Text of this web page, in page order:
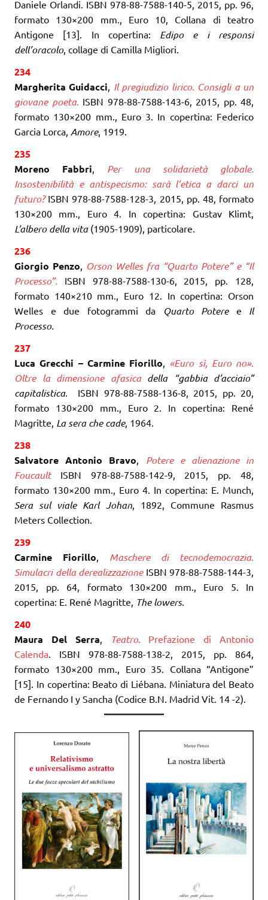
Daniele Orlandi. ISBN 978-88-7588-140-5, 2015, pp. 96,
formato 130×200 mm., Euro 10, Collana di teatro
Antigone [13]. In copertina: Edipo e i responsi
dell’oracolo, collage di Camilla Migliori.
234
Margherita Guidacci Il pregiudizio lirico. Consigli a un
giovane poeta. ISBN 978-88-7588-143-6, 2015, pp. 48,
formato 130×200 mm., Euro 3. In copertina: Federico
Garcia Lorca, Amore, 1919.
235
Moreno Fabbri
Per una solidarietà globale.
Insostenibilità e antispecismo: sarà l’etica a darci un
futuro? ISBN 978-88-7588-128-3, 2015, pp. 48, formato
130×200 mm., Euro 4. In copertina: Gustav Klimt,
L’albero della vita (1905-1909), particolare.
236
Giorgio Penzo
Orson Welles fra “Quarto Potere” e “Il
Processo”. ISBN 978-88-7588-130-6, 2015, pp. 128,
formato 140×210 mm., Euro 12. In copertina: Orson
Welles e due fotogrammi da
Quarto Poteree Il
Processo.
237
Luca Grecchi – Carmine Fiorillo
«Euro sì, Euro no».
Oltre la dimensione afasica della “gabbia d’acciaio”
capitalistica. ISBN 978-88-7588-136-8, 2015, pp. 20,
formato 130×200 mm., Euro 2. In copertina: René
Magritte, La sera che cade, 1964.
238
Salvatore Antonio Bravo
Potere e alienazione in
Foucault ISBN 978-88-7588-142-9, 2015, pp. 48,
formato 130×200 mm., Euro 4. In copertina: E. Munch,
Sera sul viale Karl Johan, 1892, Commune Rasmus
Meters Collection.
239
Carmine Fiorillo
Maschere di tecnodemocrazia.
Simulacri della derealizzazione ISBN 978-88-7588-144-3,
2015, pp. 64, formato 130×200 mm., Euro 5. In
copertina: E. René Magritte, The lowers.
240
Maura Del Serra
Teatro. Prefazione di Antonio
Calenda . ISBN 978-88-7588-138-2, 2015, pp. 864,
formato 130×200 mm., Euro 35. Collana “Antigone”
[15]. In copertina: Beato di Liébana. Miniatura del Beato
de Fernando I y Sancha (Codice B.N. Madrid Vit. 14 -2).